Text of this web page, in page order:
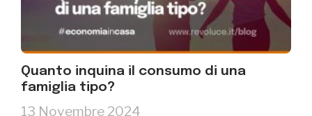
Quanto inquina il consumo di una
famiglia tipo?
13 Novembre 2024